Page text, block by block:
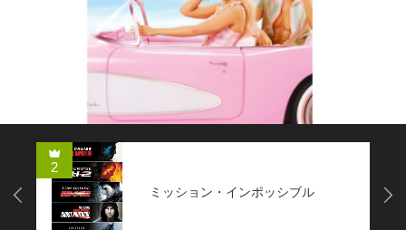
2
ミッション・インポッシブル
Next